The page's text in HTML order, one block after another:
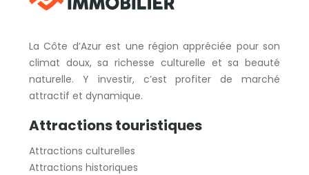
La Côte d’Azur est une région appréciée pour son
climat doux, sa richesse culturelle et sa beauté
naturelle. Y investir, c’est profiter de marché
attractif et dynamique.
Attractions touristiques
Attractions culturelles
Attractions historiques